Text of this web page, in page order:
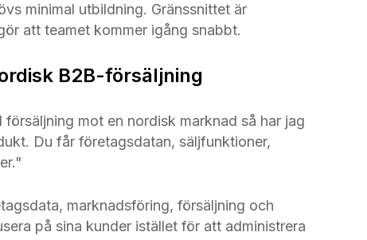
minimal utbildning. Gränssnittet är
att teamet kommer igång snabbt.
B2B-försäljning
mot en nordisk marknad så har jag
Du får företagsdatan, säljfunktioner,
marknadsföring, försäljning och
på sina kunder istället för att administrera